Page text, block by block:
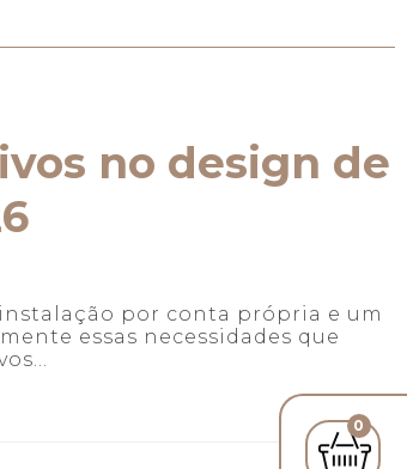
0
no design de
por conta própria e um
essas necessidades que